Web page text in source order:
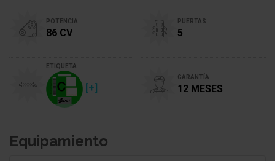
POTENCIA
86 CV
PUERTAS
5
ETIQUETA
[+]
GARANTÍA
12 MESES
Equipamiento